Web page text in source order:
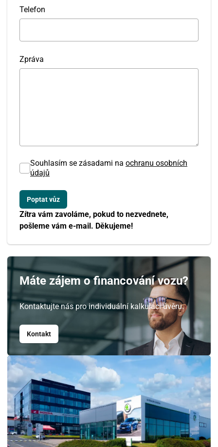
Telefon
Zpráva
Souhlasím se zásadami na ochranu osobních
údajů
Zítra vám zavoláme, pokud to nezvednete,
pošleme vám e-mail. Děkujeme!
Máte zájem o financování vozu?
Kontaktujte nás pro individuální kalkulaci úvěru.
Kontakt
Srpen
PO ÚT ST ČT SO NE
27 28 29 30 31 1 2
3 4 5 6 7 8 9